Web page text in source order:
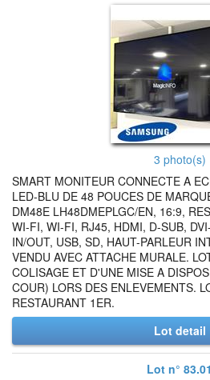
3 photo(s)
SMART MONITEUR CONNECTE A
LED-BLU DE 48 POUCES DE
DM48E LH48DMEPLGC/EN, 16:9,
WI-FI, WI-FI, RJ45, HDMI, D-SUB,
IN/OUT, USB, SD, HAUT-PARLEUR
VENDU AVEC ATTACHE MURALE.
COLISAGE ET D'UNE MISE A
COUR) LORS DES ENLEVEMENTS.
RESTAURANT 1ER.
Lot detail
Lot n° 83.01